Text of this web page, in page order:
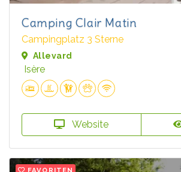
Camping Clair Matin
Campingplatz 3 Sterne
Allevard
Isère
Website
FAVORITEN